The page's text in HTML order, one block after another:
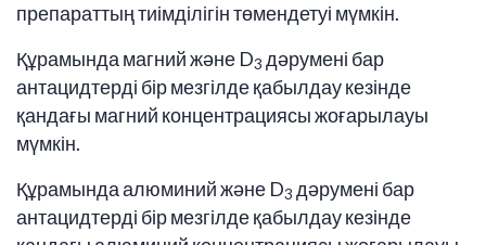
препараттың тиімділігін төмендетуі мүмкін.
Құрамында магний және D3 дәрумені бар
антацидтерді бір мезгілде қабылдау кезінде
қандағы магний концентрациясы жоғарылауы
мүмкін.
Құрамында алюминий және D3 дәрумені бар
антацидтерді бір мезгілде қабылдау кезінде